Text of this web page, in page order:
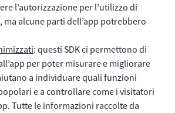
l’autorizzazione per l’utilizzo di
ma alcune parti dell’app potrebbero
: questi SDK ci permettono di
per poter misurare e migliorare
a individuare quali funzioni
e a controllare come i visitatori
Tutte le informazioni raccolte da